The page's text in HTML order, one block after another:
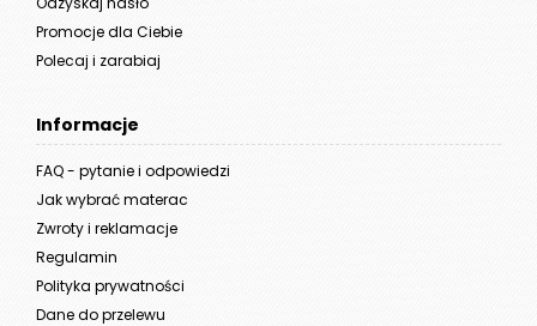
Promocje dla Ciebie
Polecaj i zarabiaj
Informacje
FAQ - pytanie i odpowiedzi
Jak wybrać materac
Zwroty i reklamacje
Regulamin
Polityka prywatności
Dane do przelewu